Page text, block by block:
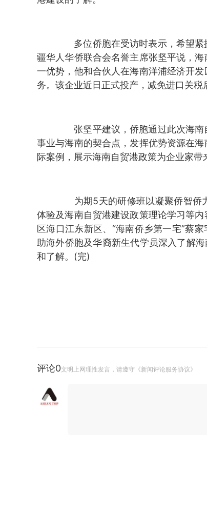
多位侨胞在受访时表示，希望紧
疆华人华侨联合会名誉主席张坚平说，
一优势，他和合伙人在海南洋浦经济开
务。该企业近日正式投产，减免进口关税
张坚平建议，侨胞通过此次海南
事业与海南的契合点，发挥优势资源在
际案例，展示海南自贸港政策为企业家带
为期5天的研修班以凝聚侨智侨
体验及海南自贸港建设政策理论学习等
区海口江东新区、“海南侨乡第一宅”蔡
助海外侨胞及华裔新生代学员深入了解
和了解。(完)
评论0文明上网理性发言，请遵守《新闻评论服务协议》